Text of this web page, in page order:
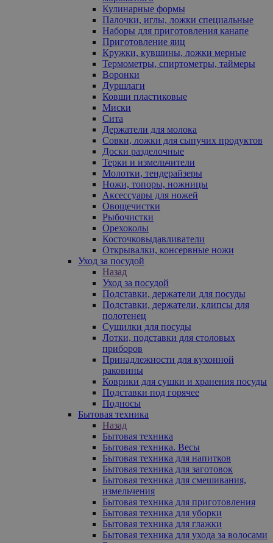
Кулинарные формы
Палочки, иглы, ложки специальные
Наборы для приготовления канапе
Приготовление яиц
Кружки, кувшины, ложки мерные
Термометры, спиртометры, таймеры
Воронки
Дуршлаги
Ковши пластиковые
Миски
Сита
Держатели для молока
Совки, ложки для сыпучих продуктов
Доски разделочные
Терки и измельчители
Молотки, тендерайзеры
Ножи, топоры, ножницы
Аксессуары для ножей
Овощечистки
Рыбочистки
Орехоколы
Косточковыдавливатели
Открывалки, консервные ножи
Уход за посудой
Назад
Уход за посудой
Подставки, держатели для посуды
Подставки, держатели, клипсы для
полотенец
Сушилки для посуды
Лотки, подставки для столовых
приборов
Принадлежности для кухонной
раковины
Коврики для сушки и хранения посуды
Подставки под горячее
Подносы
Бытовая техника
Назад
Бытовая техника
Бытовая техника. Весы
Бытовая техника для напитков
Бытовая техника для заготовок
Бытовая техника для смешивания,
измельчения
Бытовая техника для приготовления
Бытовая техника для уборки
Бытовая техника для глажки
Бытовая техника для ухода за волосами